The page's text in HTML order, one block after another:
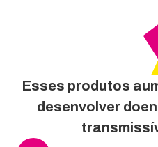
Esses produtos
desenvolver